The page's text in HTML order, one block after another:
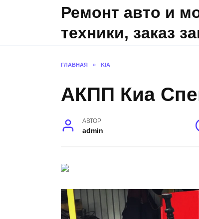
Ремонт авто и
техники, заказ
ГЛАВНАЯ » KIA
АКПП Киа
АВТОР
admin